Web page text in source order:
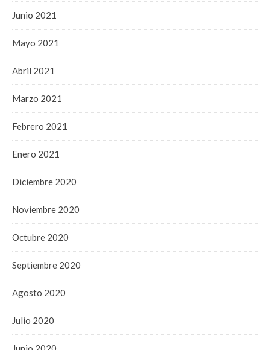
Junio 2021
Mayo 2021
Abril 2021
Marzo 2021
Febrero 2021
Enero 2021
Diciembre 2020
Noviembre 2020
Octubre 2020
Septiembre 2020
Agosto 2020
Julio 2020